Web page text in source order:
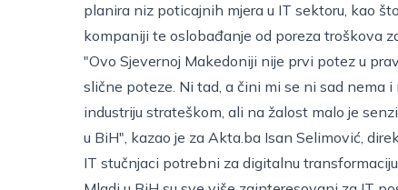
planira niz poticajnih mjera u IT sektoru, kao
kompaniji te oslobađanje od poreza troškova
"Ovo Sjevernoj Makedoniji nije prvi potez u
slične poteze. Ni tad, a čini mi se ni sad nema
industriju strateškom, ali na žalost malo je
u BiH", kazao je za Akta.ba Isan Selimović,
IT stučnjaci potrebni za digitalnu transformaciju